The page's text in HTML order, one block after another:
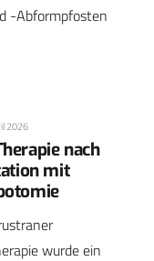
-Abformpfosten
2026
nach
mit
wurde ein